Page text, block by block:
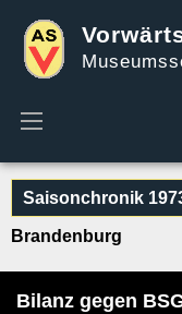
Saisonchronik
Brandenburg
Bilanz gegen